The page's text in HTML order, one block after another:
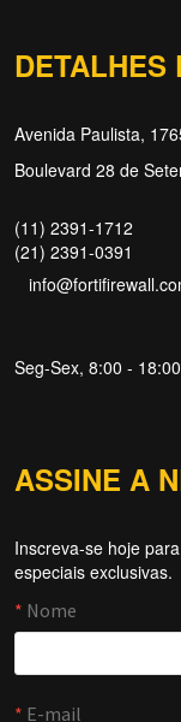
DETALHES
Avenida Paulista,
Boulevard 28 de
(11) 2391-1712
(21) 2391-0391
Seg-Sex, 8:00 - 18:00
ASSINE A
Inscreva-se hoje
especiais exclusivas.